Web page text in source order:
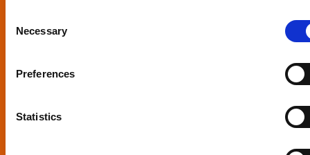
Selection
Necessary
Preferences
Statistics